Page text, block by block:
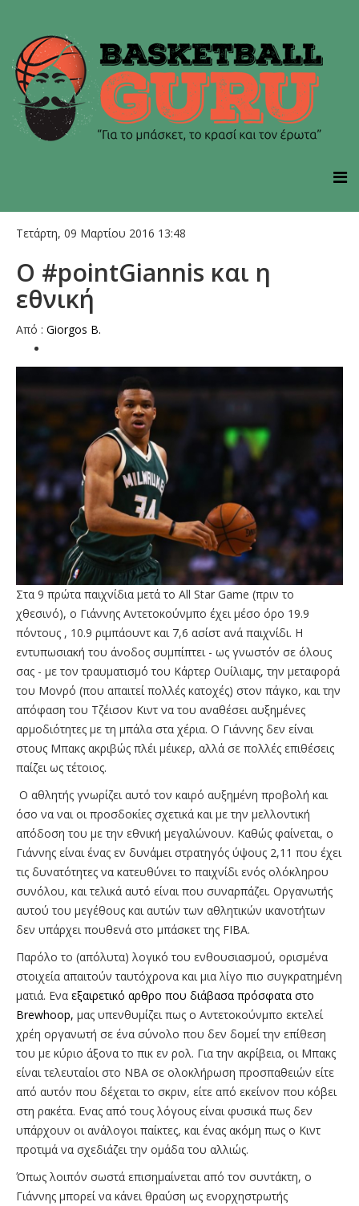
Τετάρτη, 09 Μαρτίου 2016 13:48
Ο #pointGiannis και η
εθνική
Από : Giorgos B.
Στα 9 πρώτα παιχνίδια μετά το All Star Game (πριν το
χθεσινό), o Γιάννης Αντετοκούνμπο έχει μέσο όρο 19.9
πόντους , 10.9 ριμπάουντ και 7,6 ασίστ ανά παιχνίδι. Η
εντυπωσιακή του άνοδος συμπίπτει - ως γνωστόν σε όλους
σας - με τον τραυματισμό του Κάρτερ Ουίλιαμς, την μεταφορά
του Μονρό (που απαιτεί πολλές κατοχές) στον πάγκο, και την
απόφαση του Τζέισον Κιντ να του αναθέσει αυξημένες
αρμοδιότητες με τη μπάλα στα χέρια. Ο Γιάννης δεν είναι
στους Μπακς ακριβώς πλέι μέικερ, αλλά σε πολλές επιθέσεις
παίζει ως τέτοιος.
Ο αθλητής γνωρίζει αυτό τον καιρό αυξημένη προβολή και
όσο να ναι οι προσδοκίες σχετικά και με την μελλοντική
απόδοση του με την εθνική μεγαλώνουν. Καθώς φαίνεται, ο
Γιάννης είναι ένας εν δυνάμει στρατηγός ύψους 2,11 που έχει
τις δυνατότητες να κατευθύνει το παιχνίδι ενός ολόκληρου
συνόλου, και τελικά αυτό είναι που συναρπάζει. Οργανωτής
αυτού του μεγέθους και αυτών των αθλητικών ικανοτήτων
δεν υπάρχει πουθενά στο μπάσκετ της FIBA.
Παρόλο το (απόλυτα) λογικό του ενθουσιασμού, ορισμένα
στοιχεία απαιτούν ταυτόχρονα και μια λίγο πιο συγκρατημένη
ματιά. Ενα εξαιρετικό αρθρο που διάβασα πρόσφατα στο
Brewhoop, μας υπενθυμίζει πως ο Αντετοκούνμπο εκτελεί
χρέη οργανωτή σε ένα σύνολο που δεν δομεί την επίθεση
του με κύριο άξονα το πικ εν ρολ. Για την ακρίβεια, οι Μπακς
είναι τελευταίοι στο ΝΒΑ σε ολοκλήρωση προσπαθειών είτε
από αυτόν που δέχεται το σκριν, είτε από εκείνον που κόβει
στη ρακέτα. Ενας από τους λόγους είναι φυσικά πως δεν
υπάρχουν οι ανάλογοι παίκτες, και ένας ακόμη πως ο Κιντ
προτιμά να σχεδιάζει την ομάδα του αλλιώς.
Όπως λοιπόν σωστά επισημαίνεται από τον συντάκτη, ο
Γιάννης μπορεί να κάνει θραύση ως ενορχηστρωτής